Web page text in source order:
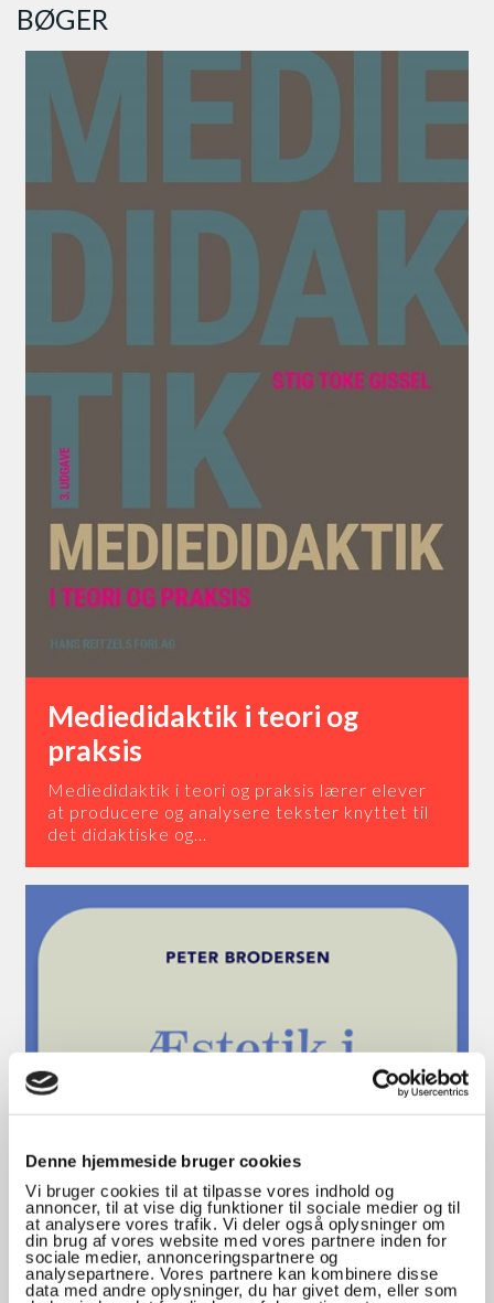
Denne hjemmeside bruger cookies
Vi bruger cookies til at tilpasse vores indhold og
annoncer, til at vise dig funktioner til sociale medier og til
at analysere vores trafik. Vi deler også oplysninger om
din brug af vores website med vores partnere inden for
sociale medier, annonceringspartnere og
analysepartnere. Vores partnere kan kombinere disse
data med andre oplysninger, du har givet dem, eller som
BØGER
Mediedidaktik i teori og
praksis
Mediedidaktik i teori og praksis lærer elever
at producere og analysere tekster knyttet til
det didaktiske og…